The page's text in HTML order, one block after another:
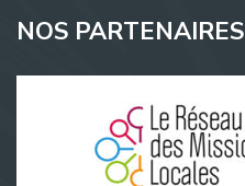
NOS PARTENAIRES